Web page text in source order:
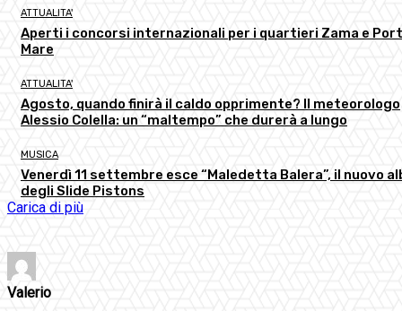
ATTUALITA'
Aperti i concorsi internazionali per i quartieri Zama e
Mare
ATTUALITA'
Agosto, quando finirà il caldo opprimente? Il meteorologo
Alessio Colella: un “maltempo” che durerà a lungo
MUSICA
Venerdì 11 settembre esce “Maledetta Balera”, il nuovo
degli Slide Pistons
Carica di più
Valerio